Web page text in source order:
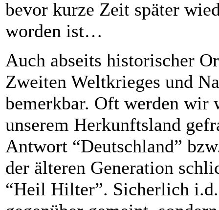
bevor kurze Zeit später
worden ist…
Auch abseits historischer
Zweiten Weltkrieges und
bemerkbar. Oft werden wir
unserem Herkunftsland
Antwort “Deutschland”
der älteren Generation
“Heil Hilter”. Sicherlich